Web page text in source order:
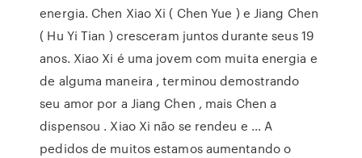
energia. Chen Xiao Xi ( Chen Yue ) e Jiang Chen
( Hu Yi Tian ) cresceram juntos durante seus 19
anos. Xiao Xi é uma jovem com muita energia e
de alguma maneira , terminou demostrando
seu amor por a Jiang Chen , mais Chen a
dispensou . Xiao Xi não se rendeu e … A
pedidos de muitos estamos aumentando o